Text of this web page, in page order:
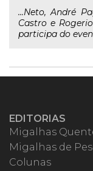
...Neto, André
Castro e
participa do
EDITORIAS
Migalhas
Migalhas de
Colunas